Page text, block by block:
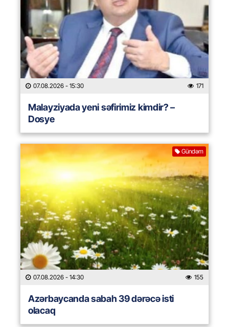
07.08.2026 - 15:30 171
Malayziyada yeni səfirimiz kimdir? –
Dosye
Gündəm
07.08.2026 - 14:30 155
Azərbaycanda sabah 39 dərəcə isti
olacaq